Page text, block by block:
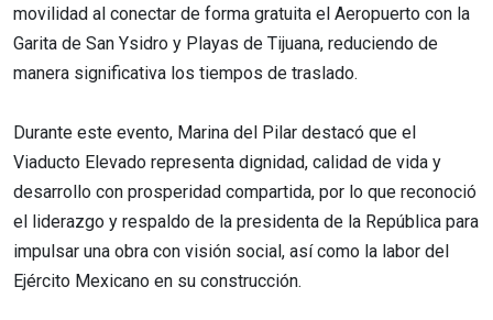
movilidad al conectar de forma gratuita el Aeropuerto con la
Garita de San Ysidro y Playas de Tijuana, reduciendo de
manera significativa los tiempos de traslado.
Durante este evento, Marina del Pilar destacó que el
Viaducto Elevado representa dignidad, calidad de vida y
desarrollo con prosperidad compartida, por lo que reconoció
el liderazgo y respaldo de la presidenta de la República para
impulsar una obra con visión social, así como la labor del
Ejército Mexicano en su construcción.